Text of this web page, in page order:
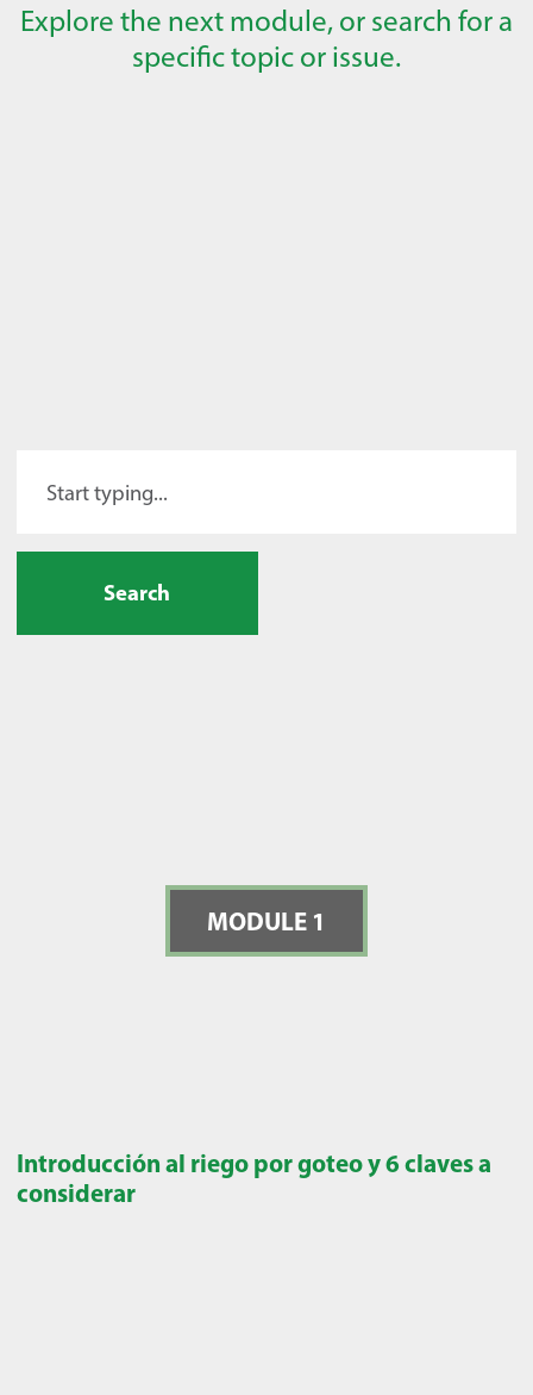
Explore the next module, or search for a
specific topic or issue.
Search
MODULE 1
Introducción al riego por goteo y 6 claves a
considerar